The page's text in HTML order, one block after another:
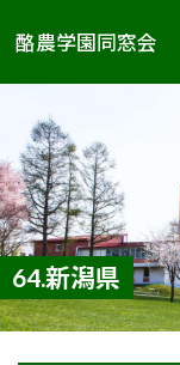
酪農学園同窓会
64.新潟県